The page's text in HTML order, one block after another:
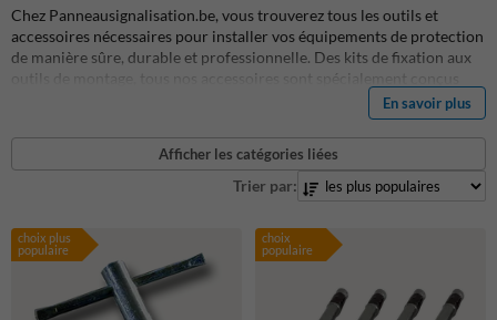
Chez Panneausignalisation.be, vous trouverez tous les outils et
accessoires nécessaires pour installer vos équipements de protection
de manière sûre, durable et professionnelle. Des kits de fixation aux
outils de montage, tous nos accessoires sont spécialement conçus
pour s'adapter à nos poteaux de protection, butées de protection et
arceaux de sécurité. Vous bénéficiez ainsi d'une installation rapide,
fiable et conforme, même dans les environnements soumis à une
En savoir plus
Afficher les catégories liées
Trier par:
choix plus
populaire
choix
populaire